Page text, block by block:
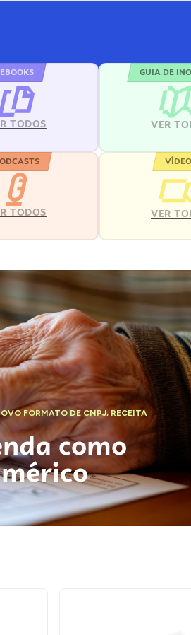
EBOOKS
TODOS
GUIA DE
VER
TODOS VER
FORMATO DE CNPJ,RECEITA
como